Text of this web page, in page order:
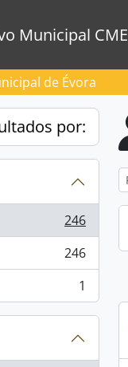
Municipal CME
de Évora
por:
246
246
1